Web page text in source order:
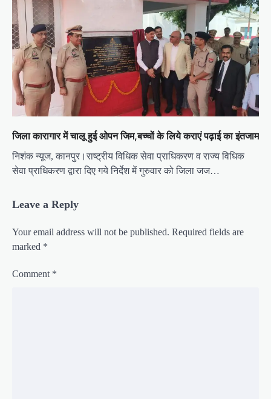
जिला कारागार में चालू हुई ओपन जिम,बच्चों के लिये कराएं पढ़ाई का इंतजाम
निशंक न्यूज, कानपुर।राष्ट्रीय विधिक सेवा प्राधिकरण व राज्य विधिक
सेवा प्राधिकरण द्वारा दिए गये निर्देश में गुरुवार को जिला जज…
Leave a Reply
Your email address will not be published. Required fields are
marked *
Comment *